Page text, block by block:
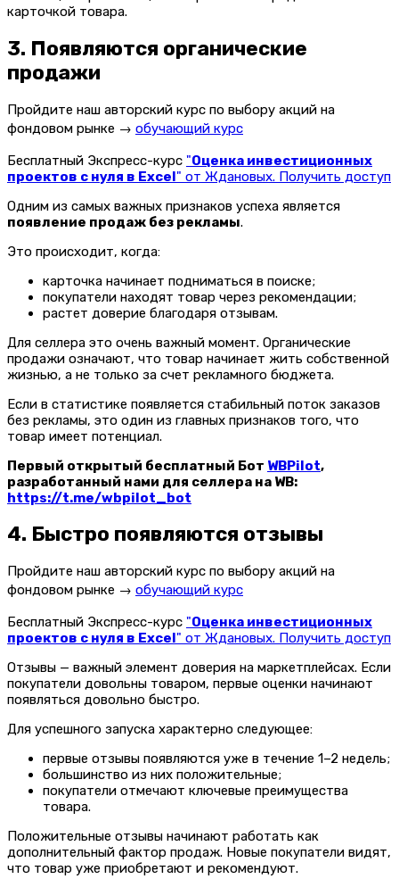
карточкой товара.
3. Появляются органические
продажи
Пройдите наш авторский курс по выбору акций на
фондовом рынке → обучающий курс
Бесплатный Экспресс-курс "Оценка инвестиционных
проектов с нуля в Excel" от Ждановых. Получить доступ
Одним из самых важных признаков успеха является
появление продаж без рекламы.
Это происходит, когда:
карточка начинает подниматься в поиске;
покупатели находят товар через рекомендации;
растет доверие благодаря отзывам.
Для селлера это очень важный момент. Органические
продажи означают, что товар начинает жить собственной
жизнью, а не только за счет рекламного бюджета.
Если в статистике появляется стабильный поток заказов
без рекламы, это один из главных признаков того, что
товар имеет потенциал.
Первый открытый бесплатный Бот WBPilot,
разработанный нами для селлера на WB:
https://t.me/wbpilot_bot
4. Быстро появляются отзывы
Пройдите наш авторский курс по выбору акций на
фондовом рынке → обучающий курс
Бесплатный Экспресс-курс "Оценка инвестиционных
проектов с нуля в Excel" от Ждановых. Получить доступ
Отзывы — важный элемент доверия на маркетплейсах. Если
покупатели довольны товаром, первые оценки начинают
появляться довольно быстро.
Для успешного запуска характерно следующее:
первые отзывы появляются уже в течение 1–2 недель;
большинство из них положительные;
покупатели отмечают ключевые преимущества
товара.
Положительные отзывы начинают работать как
дополнительный фактор продаж. Новые покупатели видят,
что товар уже приобретают и рекомендуют.